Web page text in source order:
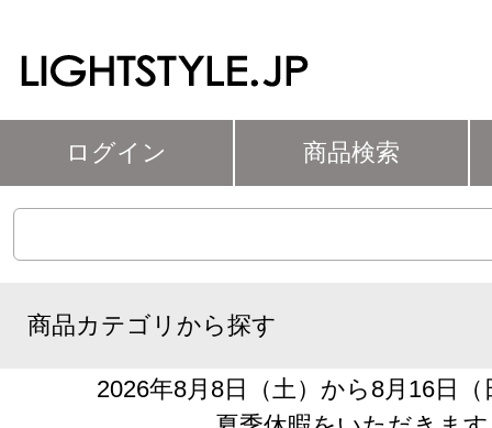
ログイン 商品検索
商品カテゴリから探す
2026年8月8日（土）から8月16日